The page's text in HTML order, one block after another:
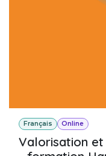
Français Online
Valorisation